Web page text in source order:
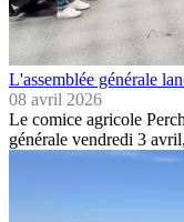
L'assemblée générale
08 avril 2026
Le comice agricole
générale vendredi 3